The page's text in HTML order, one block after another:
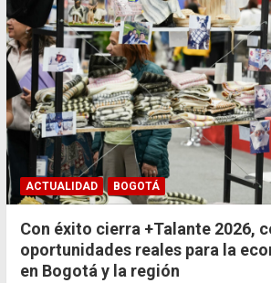
ACTUALIDAD BOGOTÁ
Con éxito cierra +Talante 2026,
oportunidades reales para la
en Bogotá y la región